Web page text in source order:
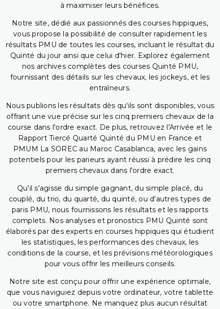
à maximiser leurs bénéfices.
Notre site, dédié aux passionnés des courses hippiques,
vous propose la possibilité de consulter rapidement les
résultats PMU de toutes les courses, incluant le résultat du
Quinté du jour ainsi que celui d'hier. Explorez également
nos archives complètes des courses Quinté PMU,
fournissant des détails sur les chevaux, les jockeys, et les
entraîneurs.
Nous publions les résultats dès qu'ils sont disponibles, vous
offrant une vue précise sur les cinq premiers chevaux de la
course dans l'ordre exact. De plus, retrouvez l'Arrivée et le
Rapport Tiercé Quarté Quinté du PMU en France et
PMUM La SOREC au Maroc Casablanca, avec les gains
potentiels pour les parieurs ayant réussi à prédire les cinq
premiers chevaux dans l'ordre exact.
Qu'il s'agisse du simple gagnant, du simple placé, du
couplé, du trio, du quarté, du quinté, ou d'autres types de
paris PMU, nous fournissons les résultats et les rapports
complets. Nos analyses et pronostics PMU Quinté sont
élaborés par des experts en courses hippiques qui étudient
les statistiques, les performances des chevaux, les
conditions de la course, et les prévisions météorologiques
pour vous offrir les meilleurs conseils.
Notre site est conçu pour offrir une expérience optimale,
que vous naviguiez depuis votre ordinateur, votre tablette
ou votre smartphone. Ne manquez plus aucun résultat